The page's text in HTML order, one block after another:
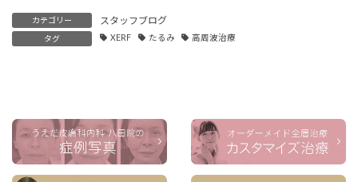
カテゴリー スタッフブログ
タグ XERF たるみ 高周波治療